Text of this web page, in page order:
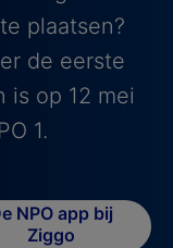
plaatsen?
de eerste
is op 12 mei
1.
NPO app bij
Ziggo